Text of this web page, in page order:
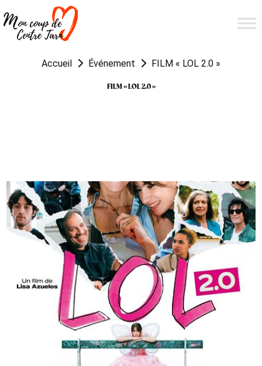
Accueil Événement FILM « LOL 2.0 »
FILM « LOL 2.0 »